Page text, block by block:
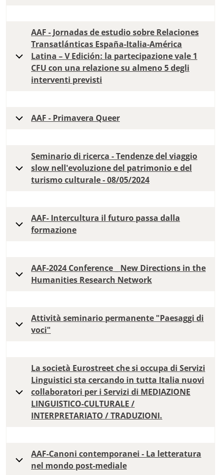
AAF - Jornadas de estudio sobre Relaciones
Transatlánticas España-Italia-América
Latina – V Edición: la partecipazione vale 1
CFU con una relazione su almeno 5 degli
interventi previsti
AAF - Primavera Queer
Seminario di ricerca - Tendenze del viaggio
slow nell'evoluzione del patrimonio e del
turismo culturale - 08/05/2024
AAF- Intercultura il futuro passa dalla
formazione
AAF-2024 Conference _ New Directions in the
Humanities Research Network
Attività seminario permanente "Paesaggi di
voci"
La società Eurostreet che si occupa di Servizi
Linguistici sta cercando in tutta Italia nuovi
collaboratori per i Servizi di MEDIAZIONE
LINGUISTICO-CULTURALE /
INTERPRETARIATO / TRADUZIONI.
AAF-Canoni contemporanei - La letteratura
nel mondo post-mediale